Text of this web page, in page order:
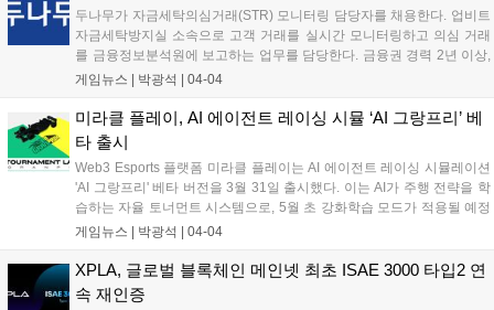
두나무가 자금세탁의심거래(STR) 모니터링 담당자를 채용한다. 업비트
자금세탁방지실 소속으로 고객 거래를 실시간 모니터링하고 의심 거래
를 금융정보분석원에 보고하는 업무를 담당한다. 금융권 경력 2년 이상,
STR 업무 경험 1년 이상인 전문가를 채용하며, 2년 이상 STR 모니터링
명의 AML 인력을 운영 중이다....
게임뉴스 | 박광석 | 04-04
미라클 플레이, AI 에이전트 레이싱 시뮬 ‘AI 그랑프리’ 베
타 출시
Web3 Esports 플랫폼 미라클 플레이는 AI 에이전트 레이싱 시뮬레이션
'AI 그랑프리' 베타 버전을 3월 31일 출시했다. 이는 AI가 주행 전략을 학
습하는 자율 토너먼트 시스템으로, 5월 초 강화학습 모드가 적용될 예정
이다. 플레이어는 AI 성장 방향을 설정하고, 경기 결과는 dNFT 자산 가치
로 제공되는 GameFi 모델도 선보인다....
게임뉴스 | 박광석 | 04-04
XPLA, 글로벌 블록체인 메인넷 최초 ISAE 3000 타입2 연
속 재인증